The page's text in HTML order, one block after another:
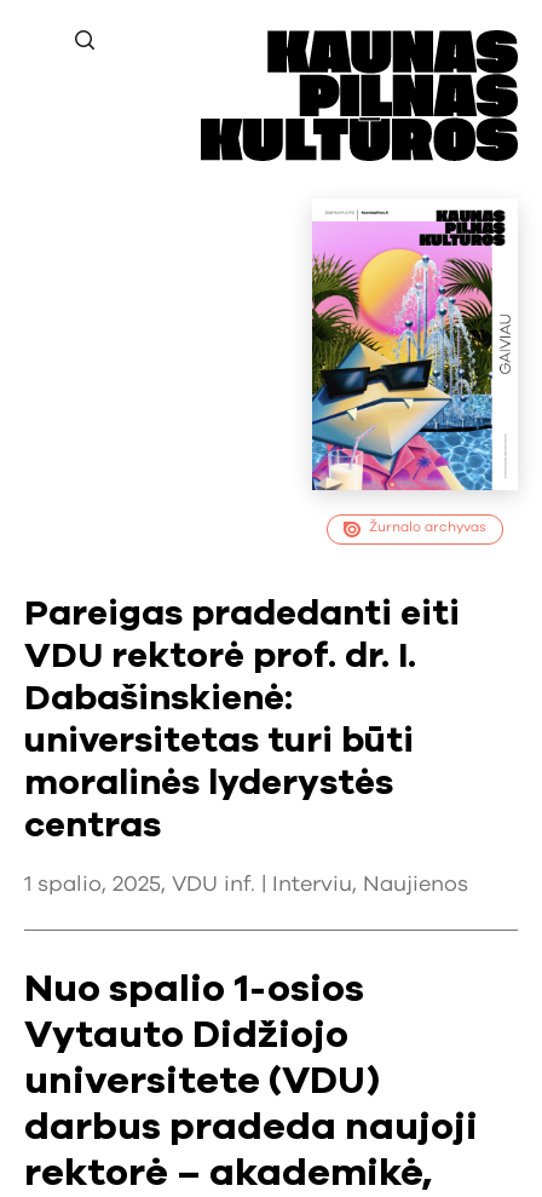
Žurnalo archyvas
Pareigas pradedanti eiti
VDU rektorė prof. dr. I.
Dabašinskienė:
universitetas turi būti
moralinės lyderystės
centras
1 spalio, 2025, VDU inf. | Interviu, Naujienos
Nuo spalio 1-osios
Vytauto Didžiojo
universitete (VDU)
darbus pradeda naujoji
rektorė – akademikė,